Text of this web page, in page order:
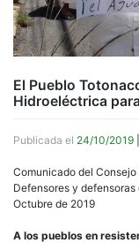
El Pueblo
Hidroeléctrica
Publicada el 24/10/2019
Comunicado del
Defensores y
Octubre de 2019
A los pueblos en